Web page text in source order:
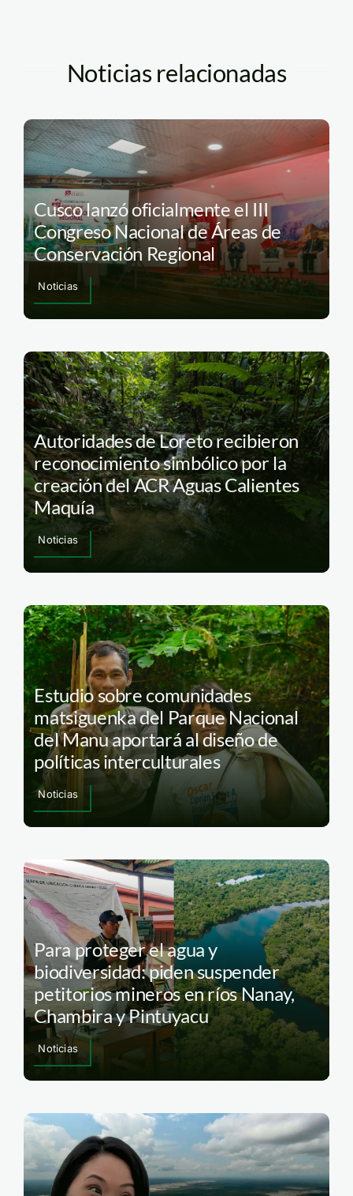
Noticias relacionadas
Cusco lanzó oficialmente el III
Congreso Nacional de Áreas de
Conservación Regional
Noticias
Autoridades de Loreto recibieron
reconocimiento simbólico por la
creación del ACR Aguas Calientes
Maquía
Noticias
Estudio sobre comunidades
matsiguenka del Parque Nacional
del Manu aportará al diseño de
políticas interculturales
Noticias
Para proteger el agua y
biodiversidad: piden suspender
petitorios mineros en ríos Nanay,
Chambira y Pintuyacu
Noticias